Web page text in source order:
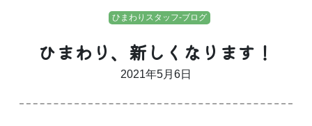
ひまわりスタッフ-ブログ
ひまわり、新しくなります！
2021年5月6日